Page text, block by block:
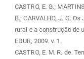
CASTRO, E. G.;
B.; CARVALHO, J. G.
rural e a construção de
EDUR, 2009. v. 1.
CASTRO, E. M. R. de.